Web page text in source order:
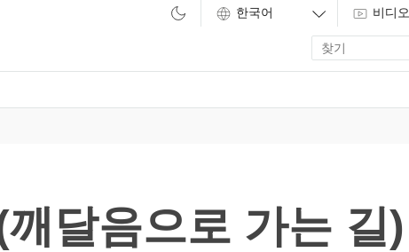
비디오
Enter
search
term
달음으로 가는 길)